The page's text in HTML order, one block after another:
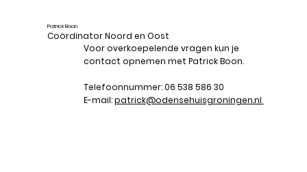
Patrick Boon
Coördinator Noord en Oost
Voor overkoepelende vragen kun je
contact opnemen met Patrick Boon.
Telefoonnummer: 06 538 586 30
E-mail:patrick@odensehuisgroningen.nl